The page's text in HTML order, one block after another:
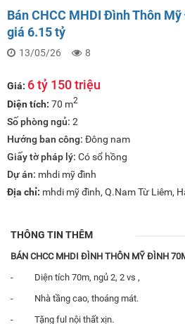
Bán CHCC MHDI Đình Thôn
giá 6.15 tỷ
13/05/26 8
Giá: 6 tỷ 150 triệu
Diện tích: 70 m2
Số phòng ngủ: 2
Hướng ban công: Đông nam
Giấy tờ pháp lý: Có sổ hồng
Dự án: mhdi mỹ đình
Địa chỉ: mhdi mỹ đình, Q.Nam Từ Liêm,
THÔNG TIN THÊM
BÁN CHCC MHDI ĐÌNH THÔN MỸ ĐÌNH
- Diện tích 70m, ngủ 2, 2 vs ,
- Nhà tầng cao, thoáng mát.
- Tặng ful nội thất xịn.